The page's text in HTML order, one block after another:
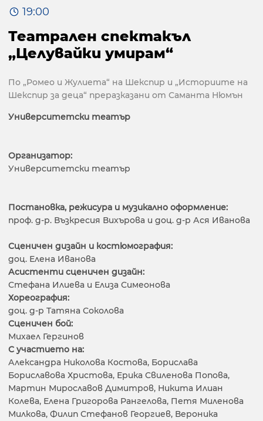
19:00
Театрален спектакъл
„Целувайки умирам“
По „Ромео и Жулиета“ на Шекспир и „Историите на
Шекспир за деца“ преразказани от Саманта Нюмън
Университетски театър
Организатор:
Университетски театър
Постановка, режисура и музикално оформление:
проф. д-р. Възкресия Вихърова и доц. д-р Ася Иванова
Сценичен дизайн и костюмография:
доц. Елена Иванова
Асистенти сценичен дизайн:
Стефана Илиева и Елиза Симеонова
Хореография:
доц. д-р Татяна Соколова
Сценичен бой:
Михаeл Гергинов
С участието на:
Александра Николова Костова, Борислава
Бориславова Христова, Ерика Свиленова Попова,
Мартин Мирославов Димитров, Никита Илиан
Колева, Елена Григорова Рангелова, Петя Миленова
Милкова, Филип Стефанов Георгиев, Вероника